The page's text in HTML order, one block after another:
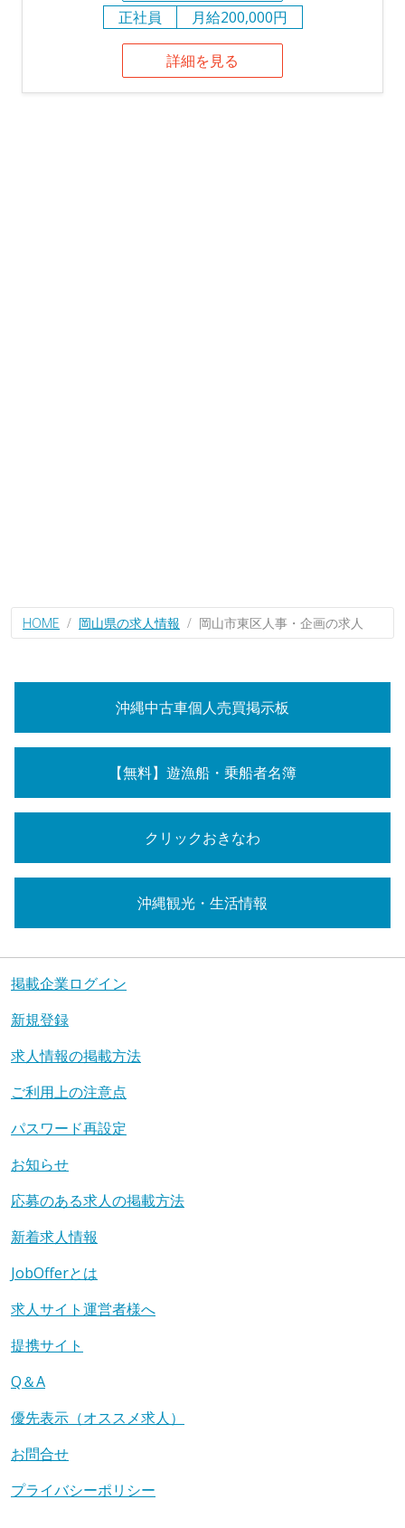
正社員
月給200,000円
詳細を見る
HOME 岡山県の求人情報 岡山市東区人事・企画の求人
沖縄中古車個人売買掲示板
【無料】遊漁船・乗船者名簿
クリックおきなわ
沖縄観光・生活情報
掲載企業ログイン
新規登録
求人情報の掲載方法
ご利用上の注意点
パスワード再設定
お知らせ
応募のある求人の掲載方法
新着求人情報
JobOfferとは
求人サイト運営者様へ
提携サイト
Q＆A
優先表示（オススメ求人）
お問合せ
プライバシーポリシー